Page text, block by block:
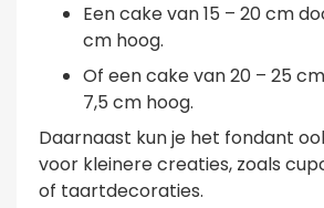
Een cake van 15 – 20 cm
cm hoog.
Of een cake van 20 – 25
7,5 cm hoog.
Daarnaast kun je het fondant
voor kleinere creaties, zoals
of taartdecoraties.